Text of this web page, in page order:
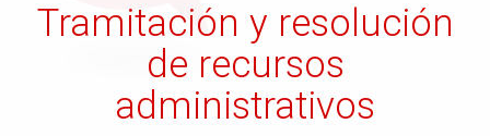
Tramitación y resolución
de recursos
administrativos